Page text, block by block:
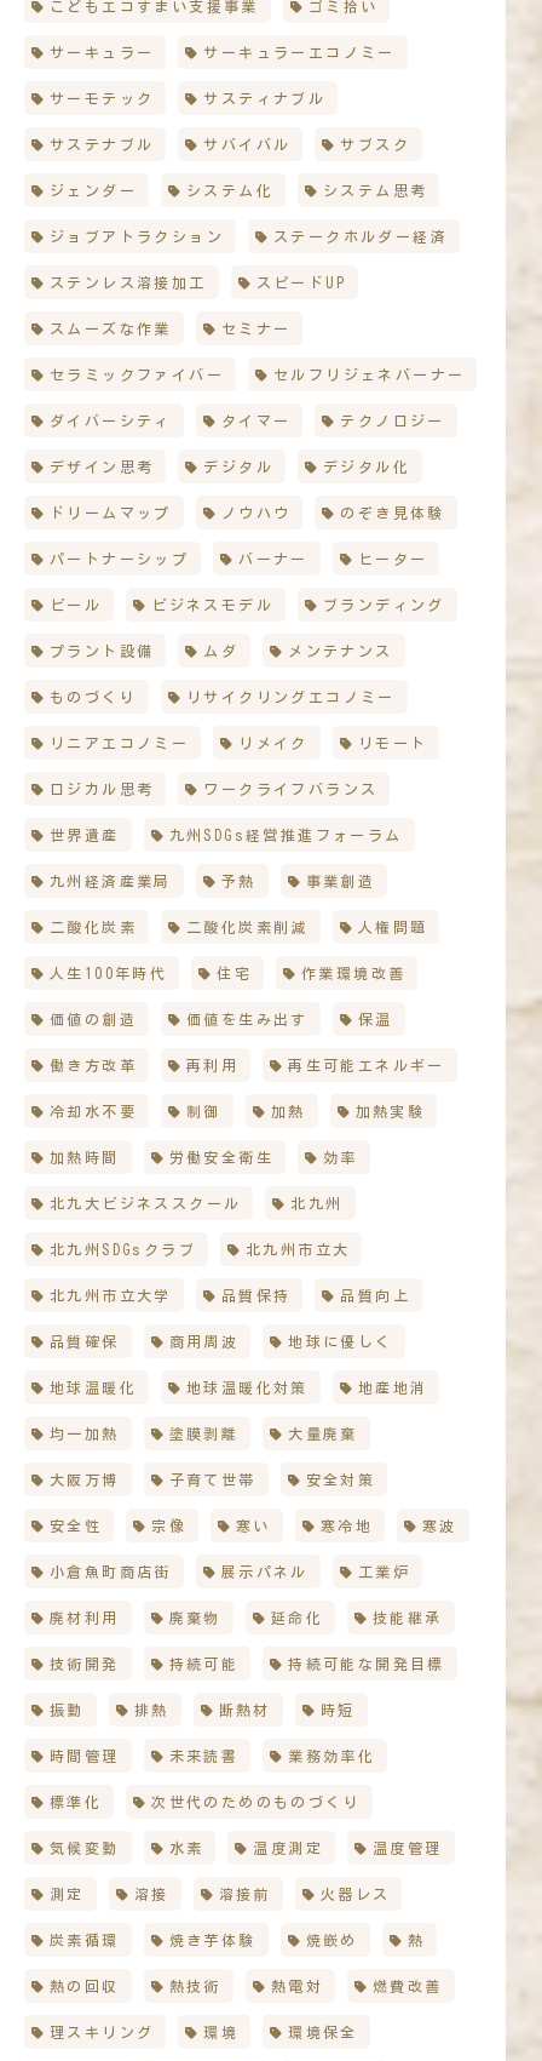
こどもエコすまい支援事業 ゴミ拾い
サーキュラー サーキュラーエコノミー
サーモテック サスティナブル
サステナブル サバイバル サブスク
ジェンダー システム化 システム思考
ジョブアトラクション ステークホルダー経済
ステンレス溶接加工 スピードUP
スムーズな作業 セミナー
セラミックファイバー セルフリジェネバーナー
ダイバーシティ タイマー テクノロジー
デザイン思考 デジタル デジタル化
ドリームマップ ノウハウ のぞき見体験
パートナーシップ バーナー ヒーター
ビール ビジネスモデル ブランディング
プラント設備 ムダ メンテナンス
ものづくり リサイクリングエコノミー
リニアエコノミー リメイク リモート
ロジカル思考 ワークライフバランス
世界遺産 九州SDGs経営推進フォーラム
九州経済産業局 予熱 事業創造
二酸化炭素 二酸化炭素削減 人権問題
人生100年時代 住宅 作業環境改善
価値の創造 価値を生み出す 保温
働き方改革 再利用 再生可能エネルギー
冷却水不要 制御 加熱 加熱実験
加熱時間 労働安全衛生 効率
北九大ビジネススクール 北九州
北九州SDGsクラブ 北九州市立大
北九州市立大学 品質保持 品質向上
品質確保 商用周波 地球に優しく
地球温暖化 地球温暖化対策 地産地消
均一加熱 塗膜剥離 大量廃棄
大阪万博 子育て世帯 安全対策
安全性 宗像 寒い 寒冷地 寒波
小倉魚町商店街 展示パネル 工業炉
廃材利用 廃棄物 延命化 技能継承
技術開発 持続可能 持続可能な開発目標
振動 排熱 断熱材 時短
時間管理 未来読書 業務効率化
標準化 次世代のためのものづくり
気候変動 水素 温度測定 温度管理
測定 溶接 溶接前 火器レス
炭素循環 焼き芋体験 焼嵌め 熱
熱の回収 熱技術 熱電対 燃費改善
理スキリング 環境 環境保全